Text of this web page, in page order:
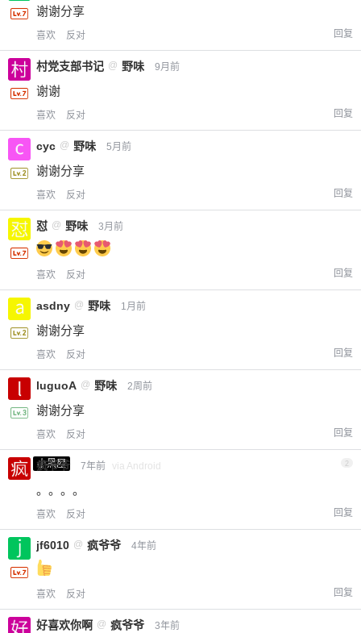
谢谢分享
喜欢 反对 回复
村党支部书记 @ 野味 9月前
谢谢
喜欢 反对 回复
cyc @ 野味 5月前
谢谢分享
喜欢 反对 回复
怼 @ 野味 3月前
喜欢 反对 回复
asdny @ 野味 1月前
谢谢分享
喜欢 反对 回复
luguoA @ 野味 2周前
谢谢分享
喜欢 反对 回复
小黑屋
疯爷爷 7年前 via Android 2
。。。。
喜欢 反对 回复
jf6010 @ 疯爷爷 4年前
喜欢 反对 回复
好喜欢你啊 @ 疯爷爷 3年前